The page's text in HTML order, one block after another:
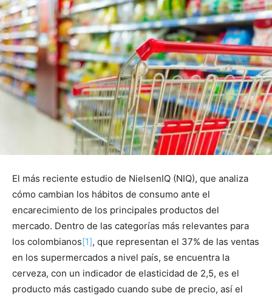
El más reciente estudio de NielsenIQ (NIQ), que analiza
cómo cambian los hábitos de consumo ante el
encarecimiento de los principales productos del
mercado. Dentro de las categorías más relevantes para
los colombianos[1], que representan el 37% de las ventas
en los supermercados a nivel país, se encuentra la
cerveza, con un indicador de elasticidad de 2,5, es el
producto más castigado cuando sube de precio, así el